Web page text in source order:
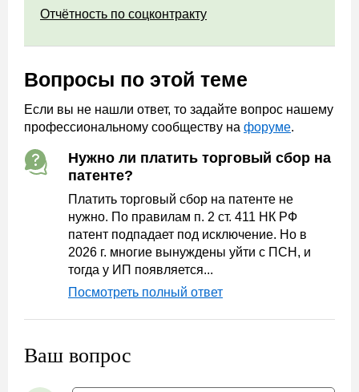
Отчётность по соцконтракту
Вопросы по этой теме
Если вы не нашли ответ, то задайте вопрос нашему
профессиональному сообществу на форуме.
Нужно ли платить торговый сбор на
патенте?
Платить торговый сбор на патенте не
нужно. По правилам п. 2 ст. 411 НК РФ
патент подпадает под исключение. Но в
2026 г. многие вынуждены уйти с ПСН, и
тогда у ИП появляется...
Посмотреть полный ответ
Ваш вопрос